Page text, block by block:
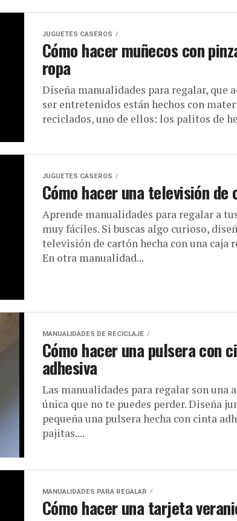
JUGUETES CASEROS
Cómo hacer muñecos con
ropa
Diseña manualidades para regalar, que
ser entretenidos están hechos con
reciclados, uno de ellos: los palitos de
JUGUETES CASEROS
Cómo hacer una televisión de
Aprende manualidades para regalar a
muy fáciles. Si buscas algo curioso,
televisión de cartón hecha con una caja
En otra manualidad...
MANUALIDADES DE RECICLAJE
Cómo hacer una pulsera con
adhesiva
Las manualidades para regalar son una
única que no te puedes perder. Diseña
pequeña una pulsera hecha con cinta
pajitas....
MANUALIDADES PARA REGALAR
Cómo hacer una tarjeta